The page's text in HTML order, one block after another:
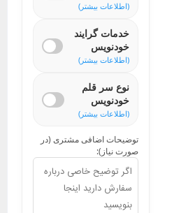
(اطلاعات بیشتر)
خدمات گرایند
خودنویس
(اطلاعات بیشتر)
نوع سر قلم
خودنویس
(اطلاعات بیشتر)
توضیحات اضافی مشتری (در
صورت نیاز):